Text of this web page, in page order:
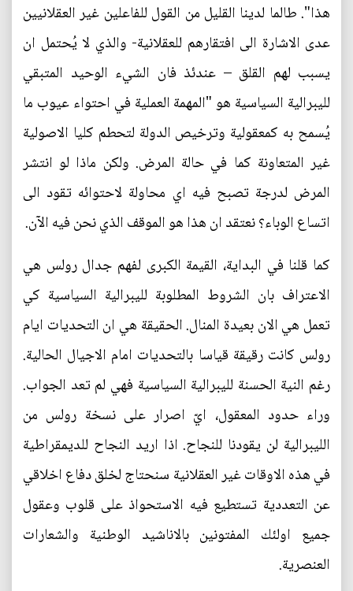
هذا". طالما لدينا القليل من القول للفاعلين غير العقلانيين
عدى الاشارة الى افتقارهم للعقلانية- والذي لا يُحتمل ان
يسبب لهم القلق – عندئذ فان الشيء الوحيد المتبقي
لليبرالية السياسية هو "المهمة العملية في احتواء عيوب ما
يُسمح به كمعقولية وترخيص الدولة لتحطم كليا الاصولية
غير المتعاونة كما في حالة المرض. ولكن ماذا لو انتشر
المرض لدرجة تصبح فيه اي محاولة لاحتوائه تقود الى
اتساع الوباء؟ نعتقد ان هذا هو الموقف الذي نحن فيه الآن.
كما قلنا في البداية، القيمة الكبرى لفهم جدال رولس هي
الاعتراف بان الشروط المطلوبة لليبرالية السياسية كي
تعمل هي الان بعيدة المنال. الحقيقة هي ان التحديات ايام
رولس كانت رقيقة قياسا بالتحديات امام الاجيال الحالية.
رغم النية الحسنة لليبرالية السياسية فهي لم تعد الجواب.
وراء حدود المعقول، ايّ اصرار على نسخة رولس من
الليبرالية لن يقودنا للنجاح. اذا اريد النجاح للديمقراطية
في هذه الاوقات غير العقلانية سنحتاج لخلق دفاع اخلاقي
عن التعددية تستطيع فيه الاستحواذ على قلوب وعقول
جميع اولئك المفتونين بالاناشيد الوطنية والشعارات
العنصرية.